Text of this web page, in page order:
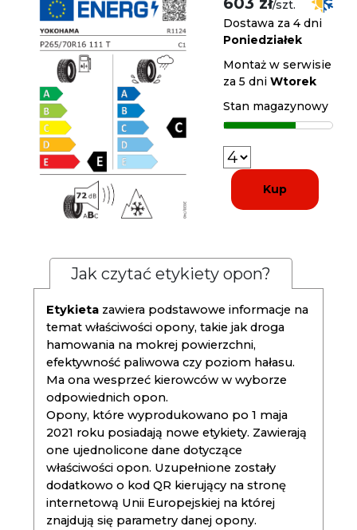
/szt.
Dostawa za 4 dni
Poniedziałek
Montaż w serwisie
za 5 dniWtorek
Stan magazynowy
Kup
Jak czytać etykiety opon?
Etykieta zawiera podstawowe informacje na
temat właściwości opony, takie jak droga
hamowania na mokrej powierzchni,
efektywność paliwowa czy poziom hałasu.
Ma ona wesprzeć kierowców w wyborze
odpowiednich opon.
Opony, które wyprodukowano po 1 maja
2021 roku posiadają nowe etykiety. Zawierają
one ujednolicone dane dotyczące
właściwości opon. Uzupełnione zostały
dodatkowo o kod QR kierujący na stronę
internetową Unii Europejskiej na której
znajdują się parametry danej opony.